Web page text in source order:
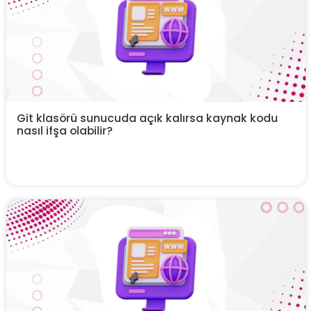
Git klasörü sunucuda açık kalırsa kaynak kodu
nasıl ifşa olabilir?